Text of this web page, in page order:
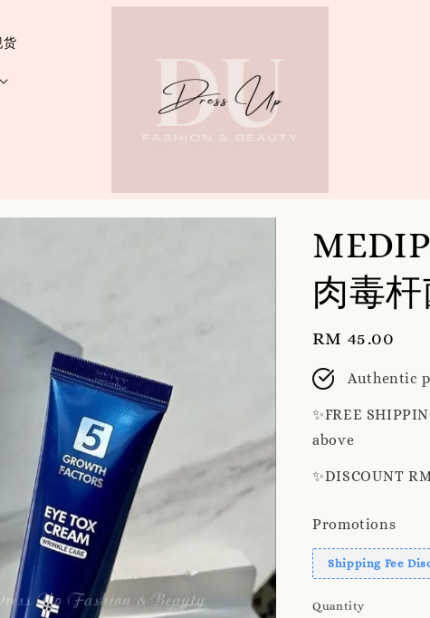
货
肉毒
Regular
price
RM 45.00
Authentic
✨️FREE
above
✨️DISCOUNT
Promotions
Shipping Fee
Quantity